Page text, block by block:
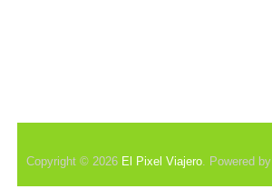
Copyright © 2026 El Pixel Viajero. Powered by